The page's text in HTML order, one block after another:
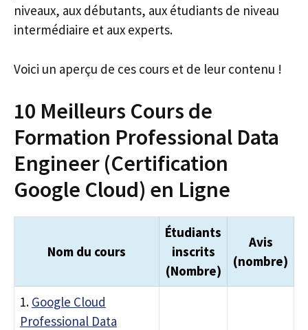
niveaux, aux débutants, aux étudiants de niveau
intermédiaire et aux experts.
Voici un aperçu de ces cours et de leur contenu !
10 Meilleurs Cours de
Formation Professional Data
Engineer (Certification
Google Cloud) en Ligne
Nom du cours
Étudiants
inscrits
(Nombre)
Avis
(nombre)
1. Google Cloud
Professional Data